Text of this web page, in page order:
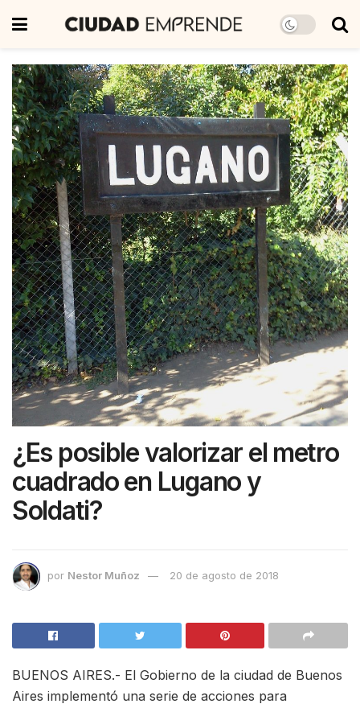
¿Es posible valorizar el metro
cuadrado en Lugano y
Soldati?
por Nestor Muñoz 20 de agosto de 2018
BUENOS AIRES.- El Gobierno de la ciudad de Buenos
Aires implementó una serie de acciones para